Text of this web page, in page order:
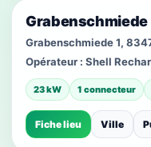
Grabenschmiede
Grabenschmiede 1,
Opérateur : Shell
23 kW 1 connecteur
Fiche lieu Ville